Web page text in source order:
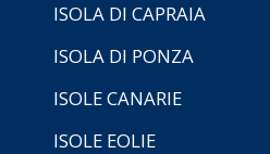
ISOLA DI CAPRAIA
ISOLA DI PONZA
ISOLE CANARIE
ISOLE EOLIE